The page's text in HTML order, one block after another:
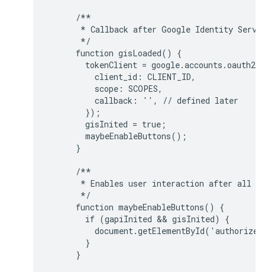
      /**
* Callback after Google Identity
       */
      function gisLoaded() {
tokenClient =
          client_id: CLIENT_ID,
          scope: SCOPES,
          callback: '', // defined later
        });
        gisInited = true;
        maybeEnableButtons();
      }
      /**
* Enables user interaction after all
       */
      function maybeEnableButtons() {
        if (gapiInited && gisInited) {
        }
      }